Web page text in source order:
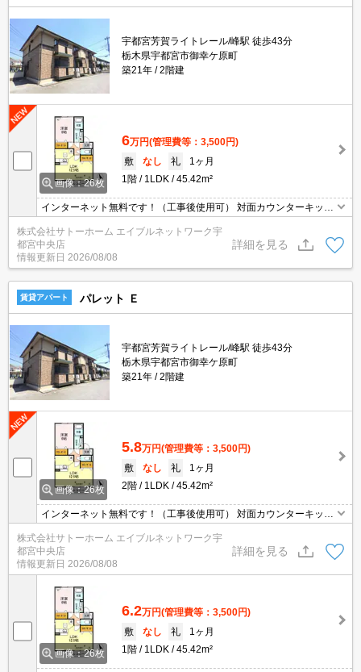
宇都宮芳賀ライトレール/峰駅 徒歩43分
栃木県宇都宮市御幸ケ原町
築21年
2階建
画像：26枚
6万円(管理費等：3,500円)
敷
なし 礼
1ヶ月
1階
1LDK 45.42m²
インターネット無料です！（工事後使用可） 対面カウンターキッチ
ン付いてます☆
株式会社サトーホーム エイブルネットワーク宇
都宮中央店
情報更新日 2026/08/08
詳細を見る
賃貸アパート パレット Ｅ
宇都宮芳賀ライトレール/峰駅 徒歩43分
栃木県宇都宮市御幸ケ原町
築21年
2階建
画像：26枚
5.8万円(管理費等：3,500円)
敷
なし 礼
1ヶ月
2階
1LDK 45.42m²
インターネット無料です！（工事後使用可） 対面カウンターキッチ
ン付いてます☆
株式会社サトーホーム エイブルネットワーク宇
都宮中央店
情報更新日 2026/08/08
詳細を見る
画像：26枚
6.2万円(管理費等：3,500円)
敷
なし 礼
1ヶ月
1階
1LDK 45.42m²